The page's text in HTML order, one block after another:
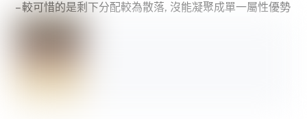
– 較可惜的是剩下分配較為散落, 沒能凝聚成單一屬性優勢